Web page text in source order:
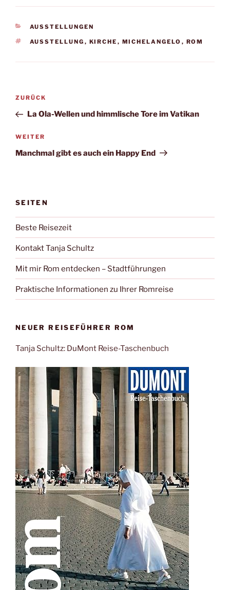
KATEGORIEN
AUSSTELLUNGEN
SCHLAGWÖRTER
AUSSTELLUNG , KIRCHE , MICHELANGELO , ROM
Beitragsnavigation
Vorheriger
Beitrag
ZURÜCK
La Ola-Wellen und himmlische Tore im Vatikan
Nächster
Beitrag
WEITER
Manchmal gibt es auch ein Happy End
SEITEN
Beste Reisezeit
Kontakt Tanja Schultz
Mit mir Rom entdecken – Stadtführungen
Praktische Informationen zu Ihrer Romreise
NEUER REISEFÜHRER ROM
Tanja Schultz: DuMont Reise-Taschenbuch